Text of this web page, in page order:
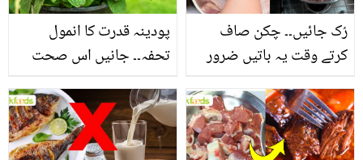
پودینہ قدرت کا انمول
تحفہ۔۔ جانیں اس صحت
انگیز طبی فوائد
رُک جائیں۔۔ چکن صاف
کرتے وقت یہ باتیں ضرور